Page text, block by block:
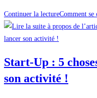
Continuer la lectureComment se
Start-Up : 5
son activité !